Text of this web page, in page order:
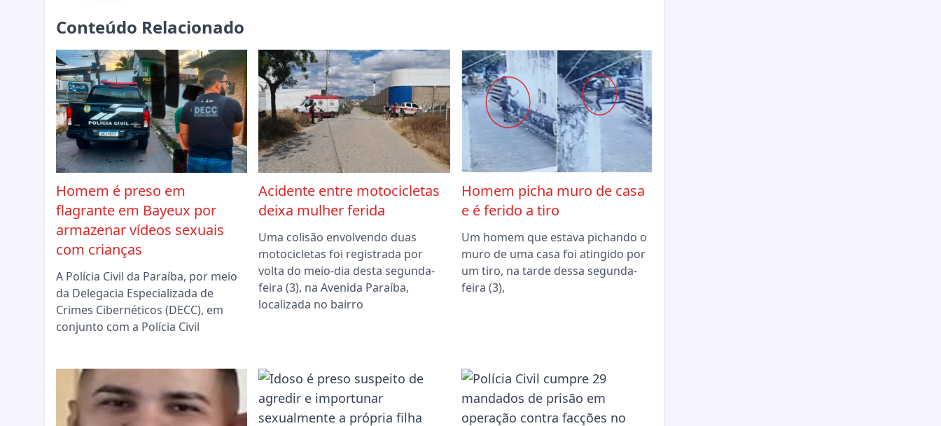
Conteúdo Relacionado
Homem é preso em
flagrante em Bayeux por
armazenar vídeos sexuais
com crianças
A Polícia Civil da Paraíba, por meio
da Delegacia Especializada de
Crimes Cibernéticos (DECC), em
conjunto com a Polícia Civil
Acidente entre motocicletas
deixa mulher ferida
Uma colisão envolvendo duas
motocicletas foi registrada por
volta do meio-dia desta segunda-
feira (3), na Avenida Paraíba,
localizada no bairro
Homem picha muro de casa
e é ferido a tiro
Um homem que estava pichando o
muro de uma casa foi atingido por
um tiro, na tarde dessa segunda-
feira (3),